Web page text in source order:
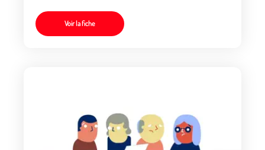
Voir la fiche